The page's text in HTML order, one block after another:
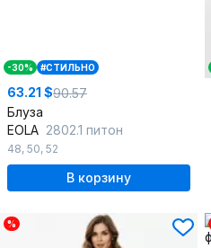
-30% #СТИЛЬНО
63.21 $90.57
Блуза
EOLA 2802.1 питон
48, 50, 52
В корзину
%